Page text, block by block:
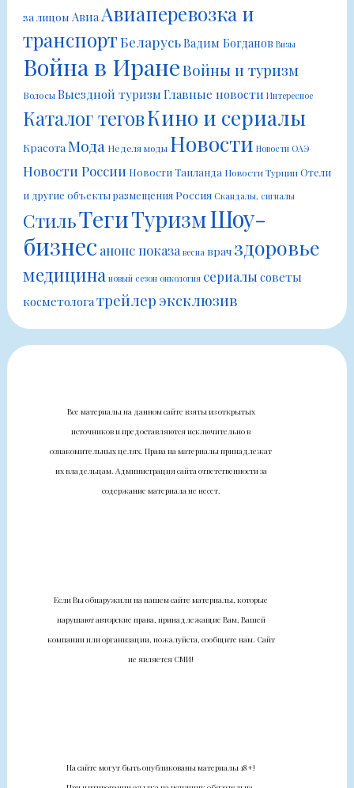
за лицом Авиа Авиаперевозка и
транспортБеларусьВадим Богданов Визы
Война в ИранеВойны и туризм
ВолосыВыездной туризмГлавные новости Интересное
Каталог теговКино и сериалы
Красота Мода Неделя моды Новости Новости ОАЭ
Новости России Новости Таиланда Новости ТурцииОтели
и другие объекты размещенияРоссия Скандалы, сигналы
СтильТегиТуризмШоу-
бизнес анонс показа весна врач здоровье
медицина новый сезон онкология сериалы советы
косметологатрейлер эксклюзив
Все материалы на данном сайте взяты из открытых
источников и предоставляются исключительно в
ознакомительных целях. Права на материалы принадлежат
их владельцам. Администрация сайта ответственности за
содержание материала не несет.
Если Вы обнаружили на нашем сайте материалы, которые
нарушают авторские права, принадлежащие Вам, Вашей
компании или организации, пожалуйста, сообщите нам. Сайт
не является СМИ!
На сайте могут быть опубликованы материалы 18+!